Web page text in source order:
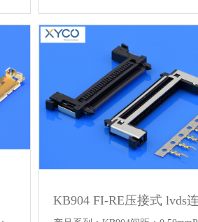
KB904 FI-RE压接式 lvds